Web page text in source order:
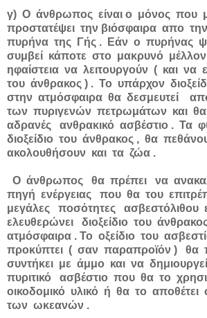
γ) Ο άνθρωπος είναι ο μόνος που
προστατέψει την βιόσφαιρα απο
πυρήνα της Γής . Εάν ο πυρήνας
συμβεί κάποτε στο μακρυνό
ηφαίστεια να λειτουργούν ( και να
του άνθρακος ) . Το υπάρχον
στην ατμόσφαιρα θα δεσμευτεί
των πυριγενών πετρωμάτων και
αδρανές ανθρακικό ασβέστιο . Τα
διοξείδιο του άνθρακος , θα
ακολουθήσουν και τα ζώα .
Ο άνθρωπος θα πρέπει να
πηγή ενέργειας που θα του
μεγάλες ποσότητες ασβεστόλιθου
ελευθερώνει διοξείδιο του
ατμόσφαιρα . Το οξείδιο του
προκύπτει ( σαν παραπροϊόν ) θα
συντήκει με άμμο και να
πυριτικό ασβέστιο που θα το
οικοδομικό υλικό ή θα το αποθέτει
των ωκεανών .